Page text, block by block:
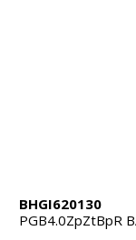
BHGI620130